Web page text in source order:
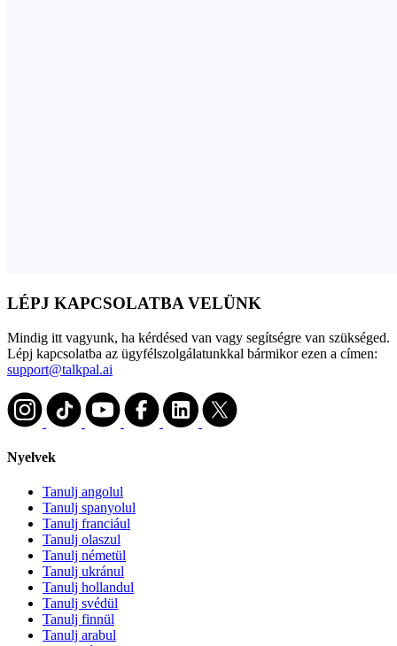
LÉPJ KAPCSOLATBA VELÜNK
Mindig itt vagyunk, ha kérdésed van vagy segítségre van szükséged.
Lépj kapcsolatba az ügyfélszolgálatunkkal bármikor ezen a címen:
support@talkpal.ai
Nyelvek
Tanulj angolul
Tanulj spanyolul
Tanulj franciául
Tanulj olaszul
Tanulj németül
Tanulj ukránul
Tanulj hollandul
Tanulj svédül
Tanulj finnül
Tanulj arabul